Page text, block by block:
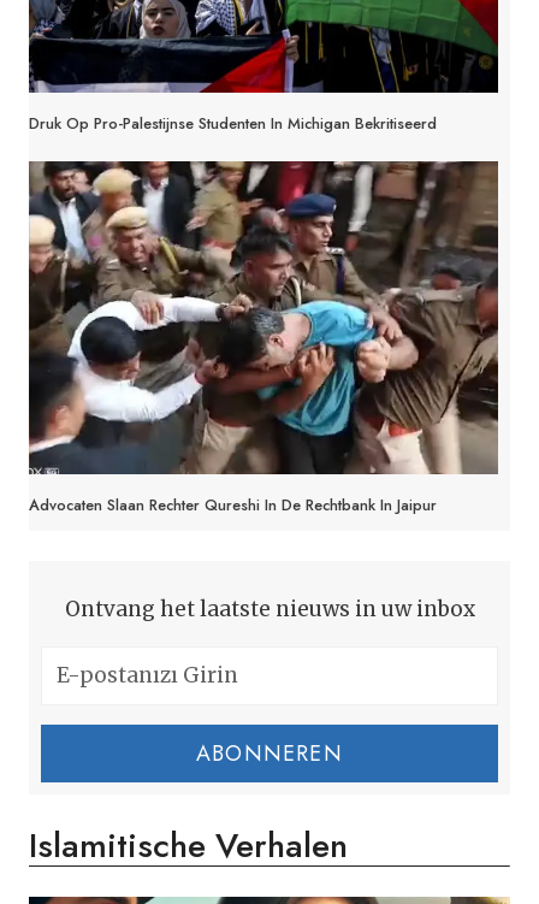
Druk Op Pro-Palestijnse Studenten In Michigan Bekritiseerd
Advocaten Slaan Rechter Qureshi In De Rechtbank In Jaipur
Ontvang het laatste nieuws in uw inbox
ABONNEREN
Islamitische Verhalen